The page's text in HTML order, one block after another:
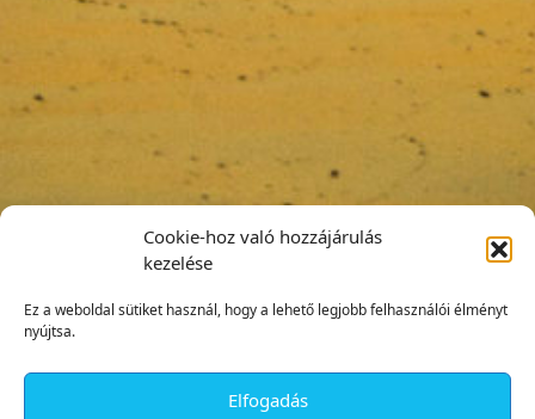
Cookie-hoz való hozzájárulás
kezelése
Ez a weboldal sütiket használ, hogy a lehető legjobb felhasználói élményt
nyújtsa.
Elfogadás